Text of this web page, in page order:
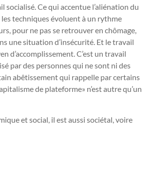
Ce qui accentue l’aliénation du
techniques évoluent à un rythme
pour ne pas se retrouver en chômage,
une situation d’insécurité. Et le travail
d’accomplissement. C’est un travail
par des personnes qui ne sont ni des
abêtissement qui rappelle par certains
de plateforme» n’est autre qu’un
et social, il est aussi sociétal, voire